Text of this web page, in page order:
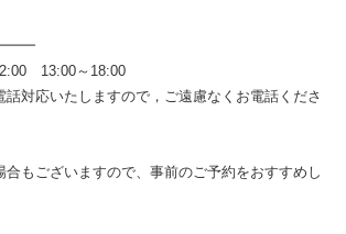
13:00～18:00
話対応いたしますので，ご遠慮なくお電話くださ
もございますので、事前のご予約をおすすめし